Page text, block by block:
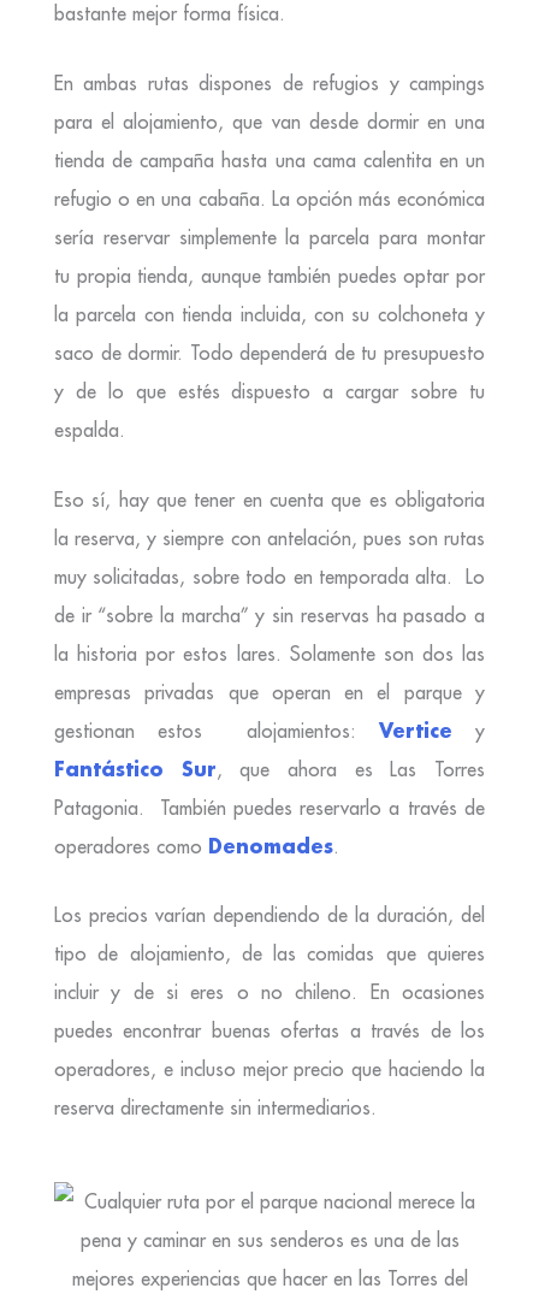
bastante mejor forma física.
En ambas rutas dispones de refugios y campings
para el alojamiento, que van desde dormir en una
tienda de campaña hasta una cama calentita en un
refugio o en una cabaña. La opción más económica
sería reservar simplemente la parcela para montar
tu propia tienda, aunque también puedes optar por
la parcela con tienda incluida, con su colchoneta y
saco de dormir. Todo dependerá de tu presupuesto
y de lo que estés dispuesto a cargar sobre tu
espalda.
Eso sí, hay que tener en cuenta que es obligatoria
la reserva, y siempre con antelación, pues son rutas
muy solicitadas, sobre todo en temporada alta. Lo
de ir “sobre la marcha” y sin reservas ha pasado a
la historia por estos lares. Solamente son dos las
empresas privadas que operan en el parque y
gestionan estos alojamientos:Vertice y
Fantástico Sur, que ahora es Las Torres
Patagonia. También puedes reservarlo a través de
operadores como Denomades.
Los precios varían dependiendo de la duración, del
tipo de alojamiento, de las comidas que quieres
incluir y de si eres o no chileno. En ocasiones
puedes encontrar buenas ofertas a través de los
operadores, e incluso mejor precio que haciendo la
reserva directamente sin intermediarios.